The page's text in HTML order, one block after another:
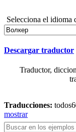
Selecciona el idioma
Descargar traductor
Traductor,
Traducciones: todos
mostrar